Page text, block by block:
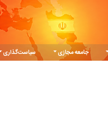
جامعه مجازی سیاست‌گذاری